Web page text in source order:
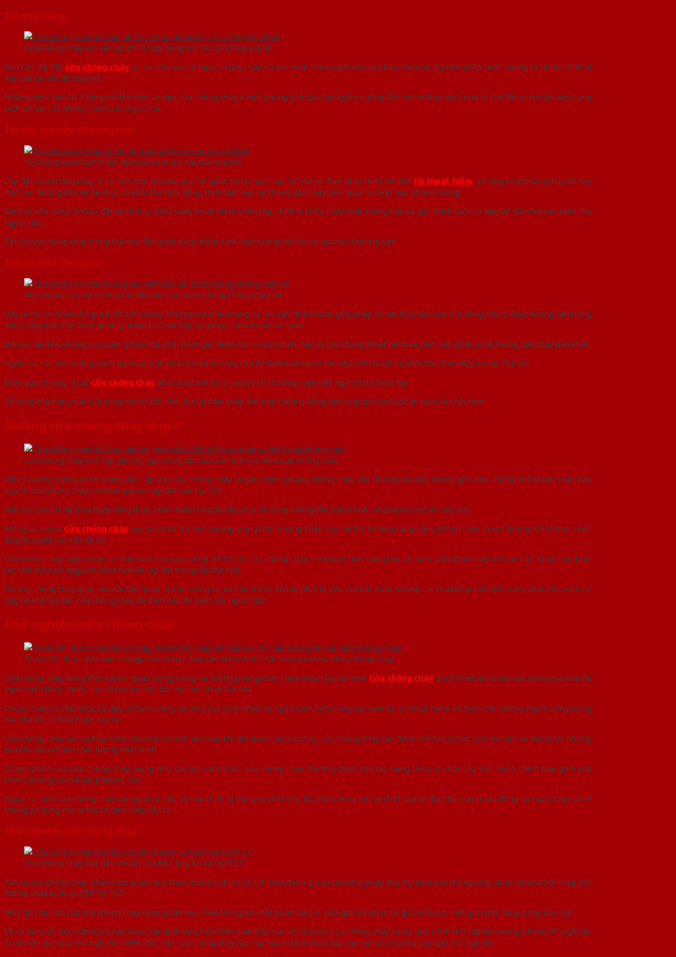
Tại nhà riêng
Cửa chống cháy với vân gỗ thích hợp dùng cho các căn hộ gia đình
Bạn cần lắp đặt cửa chống cháytại các khu vực có nguy cơ gây cháy nổ cao nhất trong ngôi nhà của bạn, thường là phòng bếp hoặc phòng có nhiều thiết bị
điện và các vật dễ cháy nổ
Những ngôi nhà từ 3 tầng trở lên nên sử dụng cửa chống cháy ở mỗi phòng gần cầu thang lên xuống. Đối với những ngôi nhà có chỗ để xe thi cần xây dựng
tách rời với các phòng chính của ngôi nhà
Tại các toà nhà thương mại
Hệ thống cửa thoát hiểm được lắp đặt cho các toà nhà lớn
Lắp đặt cửa chống cháy ở các toà nhà thương mại sẽ giảm thiểu hoặc loại bỏ rủi ro. Bạn phải thiết kế một lối thoát hiểm, sử dụng cửa chống cháy để tạo
một con đường bảo vệ để chạy ra khỏi toà nhà, đồng thời đảm bảo hệ thống báo cháy phải đưa ra cảnh báo nhanh chóng
Các toà nhà cũng cần lắp đặt hệ thống chiếu sáng thoát hiểm khẩn cấp, thiết bị chữa cháy hoặc thông báo và giải thích cách sử dụng để đảm bảo an toàn cho
người dân
Tất cả cửa chống cháy trong toà nhà đều phải được kiểm định chất lượng bởi các cơ quan có thẩm quyền
Tại các khu chung cư
Khu chung cư nhà ở cũng cần đảm bảo an toàn phòng chống cháy nổ
Đây là nơi có nhiều hộ gia đình sinh sống. Những toà nhà chung cư lớn cần nhận được giấy phép từ các bộ phận của Hội đồng nhà ở địa phương để chứng
minh rằng toà nhà được quản lý đúng cách và đáp ứng được tiêu chuẩn an toàn
Đối với các khu chung cư, quản lý toà nhà phải đánh giá được rủi ro toàn diện, bảo vệ cầu thang thoát hiểm và đảm bảo phải có hệ thống báo cháy báo khói
Ngoài ra, các bức tường, vách ngăn và trần nhà cần được nâng cấp để đảm bảo họ có thể ngăn chặn bất kỳ khói lửa xâm nhập trong 30 phút
Điều quan trọng là các cửa chống cháyphải được kiểm tra và bảo trì thường xuyên để ngăn chặn thiệt hại
Để tăng khả năng của cửa cũng như tránh khói bụi của đám cháy, kết hợp thêm gioăng cao su giúp cửa được an toàn và chắc hơn
Gioăng cửa chống cháy là gì ?
Cửa chống cháy kết hợp gioăng ngăn cháy đảm bảo an toàn và hiệu quả chống cháy
Một ý tưởng thông minh trong việc lắp đặt cửa chống cháy là gắn thêm gioăng chống cháy vào những khoảng chống gần như không thể tránh khỏi bao
quanh cửa chống cháy khi chúng được lắp đặt vào tòa nhà
Mặc dù cửa chống cháy ngày càng được hoàn thiện nhưng hầu như nó cũng không thể tránh khỏi những vết nứt khi lắp đặt
Không ai muốn cửa chống cháybị phá vỡ và trở nên vô dụng trong tình huống khẩn cấp, do đó, sử dụng các gioăng chống cháy là con đường thiết thực nhất
để giải quyết các vấn đề đó
Cửa chống cháy ngăn chặn sự mất mát của cuộc sống. Kể từ khi cửa chống cháy trở thành một hàng rào an toàn giữa đám cháy với các nạn nhân, nó được
các nhà thầu sử dụng phổ biến hơn để lắp đặt trong các tòa nhà
Gioăng chống cháy giúp kéo dài thời gian lửa lan rộng ra, và mặc dù nó không phải là yêu cầu bắt buộc nhưng các chuyển gia khuyên rằng nhà thầu nên sử
dụng nó khi lắp đặt cửa chống cháy để đảm bảo an toàn cho người dân
Thử nghiệm cửa chống cháy
Trước khi được đưa vào sử dụng, cửa chống cháy cần kiểm định chất lượng và khả năng chống cháy
Cửa chống cháy đóng một vai trò quan trọng trong hệ thống phòng cháy chữa cháy của tòa nhà. Cửa chống cháyđược thiết kế và lắp đặt trong tòa nhà để
ngăn chặn khói, nhiệt, lửa và các loại khí độc hại lan khắp tòa nhà
Chúng cũng có thể được sử dụng để tách riêng các khu vực sinh nhiệt và ngăn cách hành lang tạo ra một lối thoát hiểm an toàn cho những người sống trong
tòa nhà khi có hỏa hoạn xảy ra
Cửa chống cháy cần có khả năng chịu lửa và tính bền cao. Để đạt được yêu cầu này, cửa chống cháy cần được chế tạo từ các vật liệu bền và đạt được những
yêu cầu tiêu chuẩn chất lượng nhất định
Thành phần của cửa chống cháy giống như các loại cửa khác, cửa chống cháy thường được chế tạo bằng thép, có một cấu trúc hoàn chỉnh bao gồm cửa
chính, khung cửa và các phụ tùng cửa
Ngoài ra, mỗi cửa chống cháy cần phải có một số loại thiết bị đóng và chốt cửa. Bộ phận đóng kín và chốt cửa sẽ đảm bảo cánh cửa đóng lại hoàn toàn và sẽ
không tự động mở ra khi có đám cháy xảy ra
Thử nghiệm cửa chống cháy
Cửa chống cháy đạt tiêu chuẩn của Bộ Công An và Cục PCCC
Tất cả cửa chống cháy phải được phân loại theo mức độ chịu lửa. Chỉ tiêu đánh giá và phương pháp thử nghiệm cửa chống cháy được đưa ra bởi Hiệp hội
Phòng cháy quốc gia (NFPA) 252
Mức độ chịu lửa của cửa chống cháy được phân loại theo thời gian: một phần ba giờ, nửa giờ, ba phần tư giờ, một giờ, một giờ rưỡi, ba giờ hay bốn giờ
Về cơ bản, chỉ tiêu đánh giá này được xác định dựa trên thời gian tiếp xúc với lửa của cửa chống cháy trong quá trình thử nghiệm trong phòng thí nghiệm.
Trước khi bắt đầu thử nghiệm NFPA 252, một cửa chống cháy lắp ráp hoàn chỉnh được lắp vào một bức tường trong lò thử nghiệm